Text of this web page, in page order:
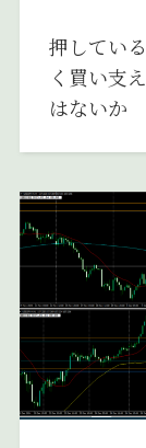
押してい
く買い支
はないか